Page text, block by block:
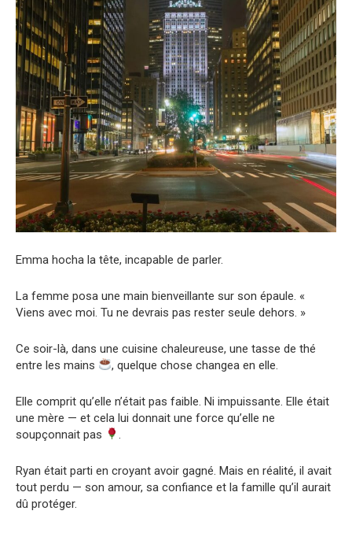
Emma hocha la tête, incapable de parler.
La femme posa une main bienveillante sur son épaule. «
Viens avec moi. Tu ne devrais pas rester seule dehors. »
Ce soir-là, dans une cuisine chaleureuse, une tasse de thé
entre les mains
, quelque chose changea en elle.
Elle comprit qu’elle n’était pas faible. Ni impuissante. Elle était
une mère — et cela lui donnait une force qu’elle ne
soupçonnait pas
.
Ryan était parti en croyant avoir gagné. Mais en réalité, il avait
tout perdu — son amour, sa confiance et la famille qu’il aurait
dû protéger.